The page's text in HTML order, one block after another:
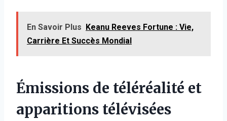
En Savoir Plus Keanu Reeves Fortune : Vie,
Carrière Et Succès Mondial
Émissions de téléréalité et
apparitions télévisées